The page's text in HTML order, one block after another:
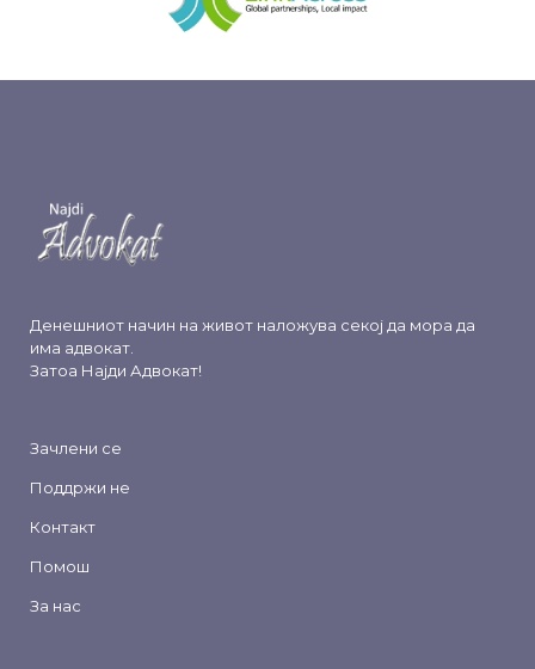
Денешниот начин на живот наложува секој да мора да
има адвокат.
Затоа Најди Адвокат!
Зачлени се
Поддржи не
Контакт
Помош
За нас